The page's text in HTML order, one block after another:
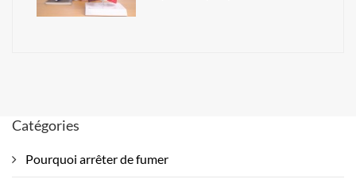
Catégories
Pourquoi arrêter de fumer